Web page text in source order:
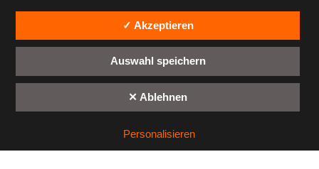
✓ Akzeptieren
Auswahl speichern
✕ Ablehnen
Personalisieren